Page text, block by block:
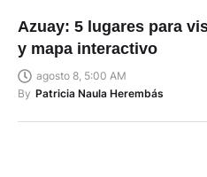
Azuay: 5 lugares para
y mapa interactivo
agosto 8, 5:00 AM
By Patricia Naula Herembás